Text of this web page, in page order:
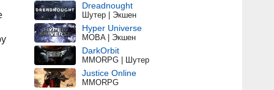
Dreadnought
Шутер | Экшен
Hyper Universe
MOBA | Экшен
DarkOrbit
MMORPG | Шутер
Justice Online
MMORPG